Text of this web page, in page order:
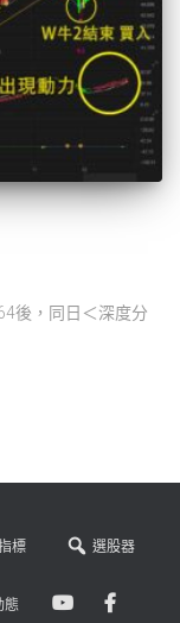
後，同日＜深度分
標 選股器
態